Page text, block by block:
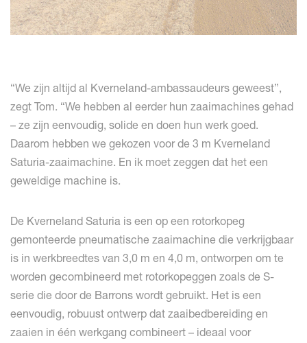
“We zijn altijd al Kverneland-ambassaudeurs geweest”,
zegt Tom. “We hebben al eerder hun zaaimachines gehad
– ze zijn eenvoudig, solide en doen hun werk goed.
Daarom hebben we gekozen voor de 3 m Kverneland
Saturia-zaaimachine. En ik moet zeggen dat het een
geweldige machine is.
De Kverneland Saturia is een op een rotorkopeg
gemonteerde pneumatische zaaimachine die verkrijgbaar
is in werkbreedtes van 3,0 m en 4,0 m, ontworpen om te
worden gecombineerd met rotorkopeggen zoals de S-
serie die door de Barrons wordt gebruikt. Het is een
eenvoudig, robuust ontwerp dat zaaibedbereiding en
zaaien in één werkgang combineert – ideaal voor